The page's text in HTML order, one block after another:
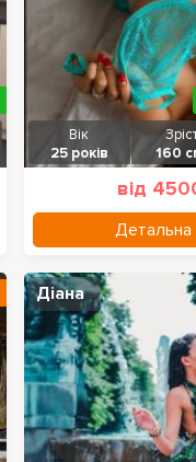
Вік
25 років
160
від
Детальна
Діана